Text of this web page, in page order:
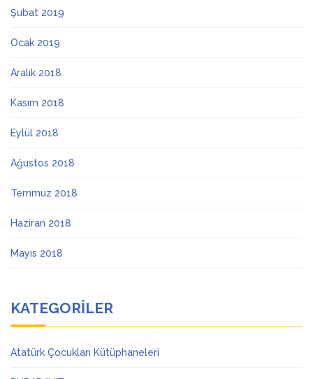
Şubat 2019
Ocak 2019
Aralık 2018
Kasım 2018
Eylül 2018
Ağustos 2018
Temmuz 2018
Haziran 2018
Mayıs 2018
KATEGORILER
Atatürk Çocukları Kütüphaneleri